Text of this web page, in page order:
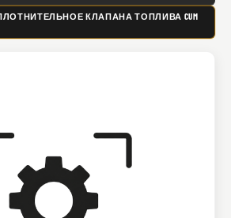
КЛАПАНА ТОПЛИВА CUM